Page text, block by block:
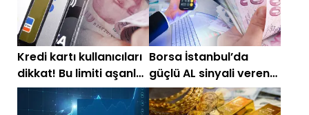
Kredi kartı kullanıcıları
dikkat! Bu limiti aşanlar
daha fazla ödeme
yapıyor
Borsa İstanbul’da
güçlü AL sinyali veren
hisseler